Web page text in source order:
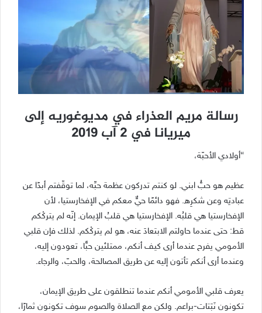
رسالة مريم العذراء في مديوغوريه إلى
ميريانا في 2 آب 2019
“أولادي الأحبّة،
عظيم هو حبُّ ابني. لو كنتم تدركون عظمة حبِّه، لما توقّفتم أبدًا عن
عبادتِه وعن شكرِه. فهو دائمًا حيٌّ معكم في الإفخارستيا، لأن
الإفخارستيا هي قلبُه. الإفخارستيا هي قلبُ الإيمان. إنّه لم يتركْكم
قط: حتى عندما حاولتم الابتعادَ عنه، هو لم يتركْكم. لذلك فإن قلبي
الأمومي يفرح عندما أرى كيف أنكم، ممتلئين حبًّا، تعودون إليه،
وعندما أرى أنكم تأتون إليه عن طريق المصالحة، والحبّ، والرجاء.
يعرف قلبي الأمومي أنكم عندما تنطلقون على طريق الإيمان،
تكونون نَبَتات-براعم. ولكن مع الصلاة والصوم سوف تكونون ثمارًا،